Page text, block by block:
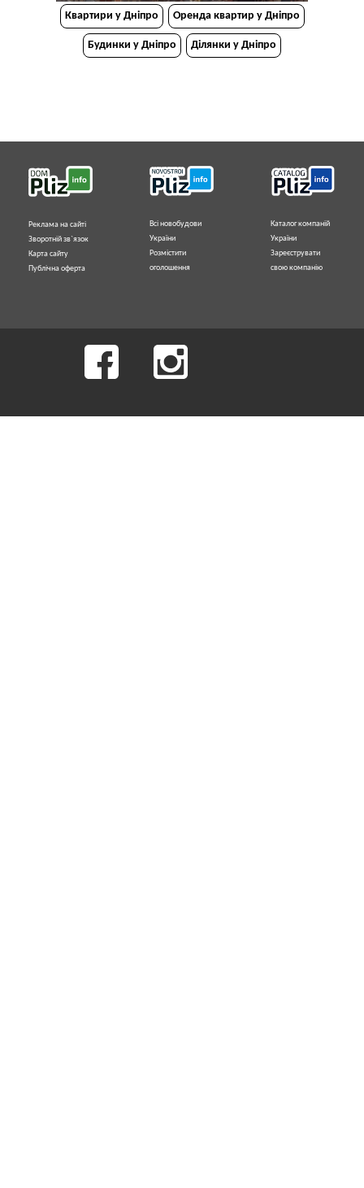
Квартири у Дніпрo Оренда квартир у Дніпро
Будинки у Дніпро Ділянки у Дніпро
Реклама на сайті
Зворотній зв`язок
Карта сайту
Публічна оферта
Всі новобудови
України
Розмістити
оголошення
Каталог компаній
України
Зареєструвати
свою компанію